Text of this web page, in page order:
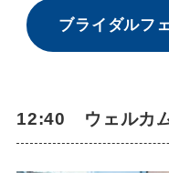
ブライダルフ
12:40 ウェルカ